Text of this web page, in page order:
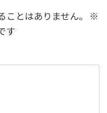
とはありません。
※
す